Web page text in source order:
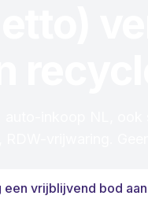
een vrijblijvend bod aan